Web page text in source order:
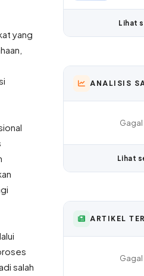
yang
salah
Lihat
ANALISIS
Gagal
Lihat
ARTIKEL
Gagal